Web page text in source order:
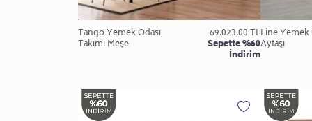
Tango Yemek Odası
Takımı Meşe
69.023,00 TL
Sepette %60
İndirim
Line Yemek
Aytaşı